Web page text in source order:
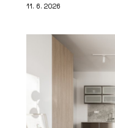
11. 6. 2026